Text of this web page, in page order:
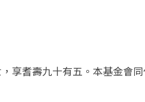
享耆壽九十有五。本基金會